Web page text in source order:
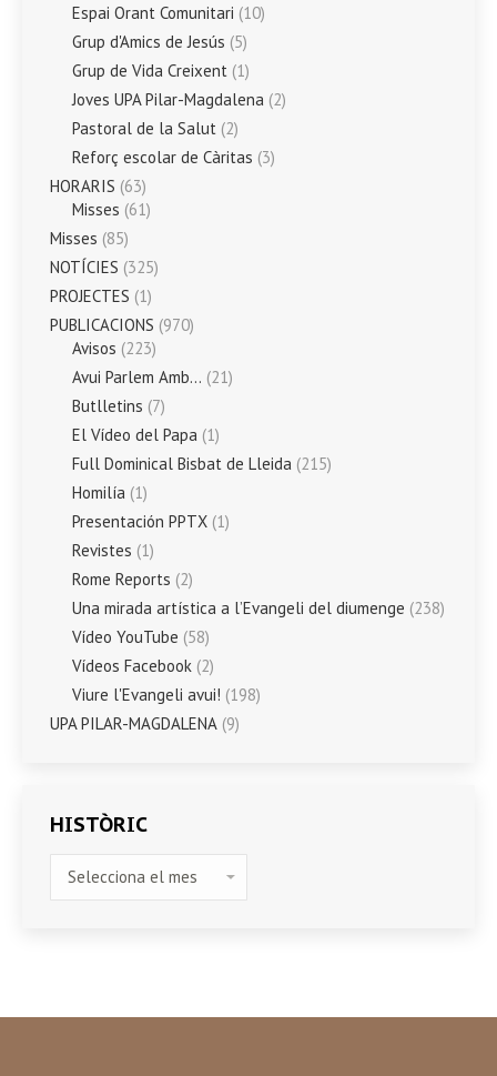
Espai Orant Comunitari (10)
Grup d'Amics de Jesús (5)
Grup de Vida Creixent (1)
Joves UPA Pilar-Magdalena (2)
Pastoral de la Salut (2)
Reforç escolar de Càritas (3)
HORARIS (63)
Misses (61)
Misses (85)
NOTÍCIES (325)
PROJECTES (1)
PUBLICACIONS (970)
Avisos (223)
Avui Parlem Amb… (21)
Butlletins (7)
El Vídeo del Papa (1)
Full Dominical Bisbat de Lleida (215)
Homilía (1)
Presentación PPTX (1)
Revistes (1)
Rome Reports (2)
Una mirada artística a l’Evangeli del diumenge (238)
Vídeo YouTube (58)
Vídeos Facebook (2)
Viure l'Evangeli avui! (198)
UPA PILAR-MAGDALENA (9)
HISTÒRIC